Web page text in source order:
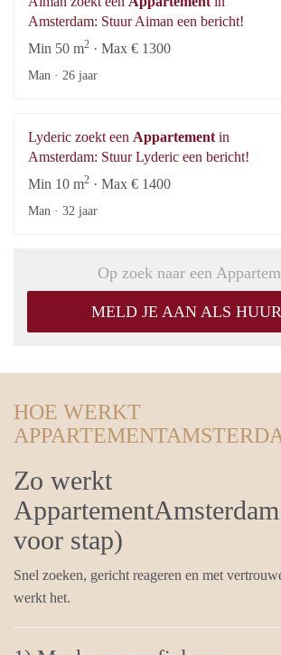
Amsterdam: Stuur Aiman een bericht!
Min 50 m2 · Max € 1300
Man · 26 jaar
Lyderic zoekt een Appartement in
Amsterdam: Stuur Lyderic een bericht!
Min 10 m2 · Max € 1400
Man · 32 jaar
Op zoek naar een
MELD JE AAN ALS
HOE WERKT
Zo werkt
voor stap)
Snel zoeken, gericht reageren en met
werkt het.